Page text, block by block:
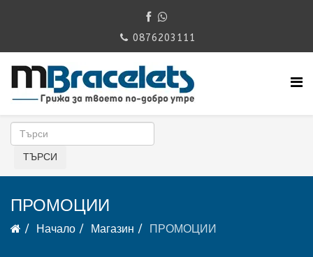
0876203111
ПРОМОЦИИ
Начало Магазин ПРОМОЦИИ